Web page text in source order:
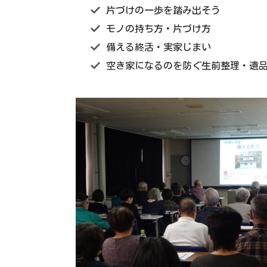
片づけの一歩を踏み出そう
モノの持ち方・片づけ方
備える終活・実家じまい
空き家になるのを防ぐ生前整理・遺